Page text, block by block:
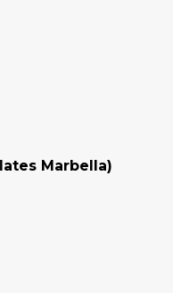
Marbella)